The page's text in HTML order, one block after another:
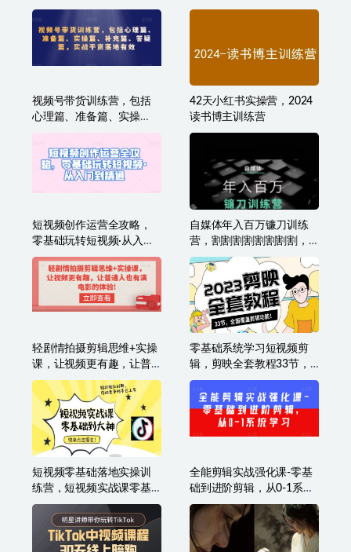
案，全新运营技巧干货
脑），长期稳定，简单易
视频号带货训练营，包括
心理篇、准备篇、实操
战干货落地有效
42天小红书实操营，2024
读书博主训练营
短视频创作运营全攻略，
零基础玩转短视频·从入门
到精通
自媒体年入百万镰刀训练
营，割割割割割割割割，
自媒体心法+实操全套流程
轻剧情拍摄剪辑思维+实操
课，让视频更有趣，让普
通人也有演电影的体验!
零基础系统学习短视频剪
辑，剪映全套教程33节，
全面覆盖剪辑功能
短视频零基础落地实操训
练营，短视频实战课零基
础到大神
全能剪辑实战强化课-零基
础到进阶剪辑，从0-1系统
学习，200节课程加强版！